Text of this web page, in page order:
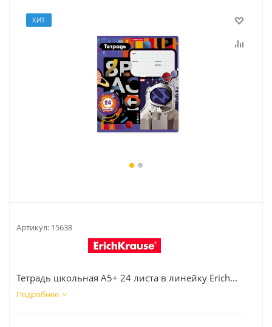
ХИТ
Артикул: 15638
Тетрадь школьная А5+ 24 листа в линейку Erich...
Подробнее